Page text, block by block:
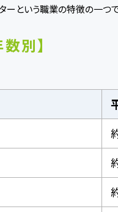
ーという職業の特徴の一つで
別】